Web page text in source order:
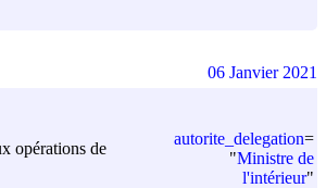
opérations de
autorite_delegation=
"Ministre de
l'intérieur"
06 Janvier 2021